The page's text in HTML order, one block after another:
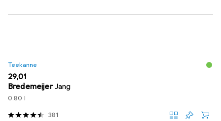
Teekanne
EUR
29,01
Bredemeijer Jang
0.80 l
381